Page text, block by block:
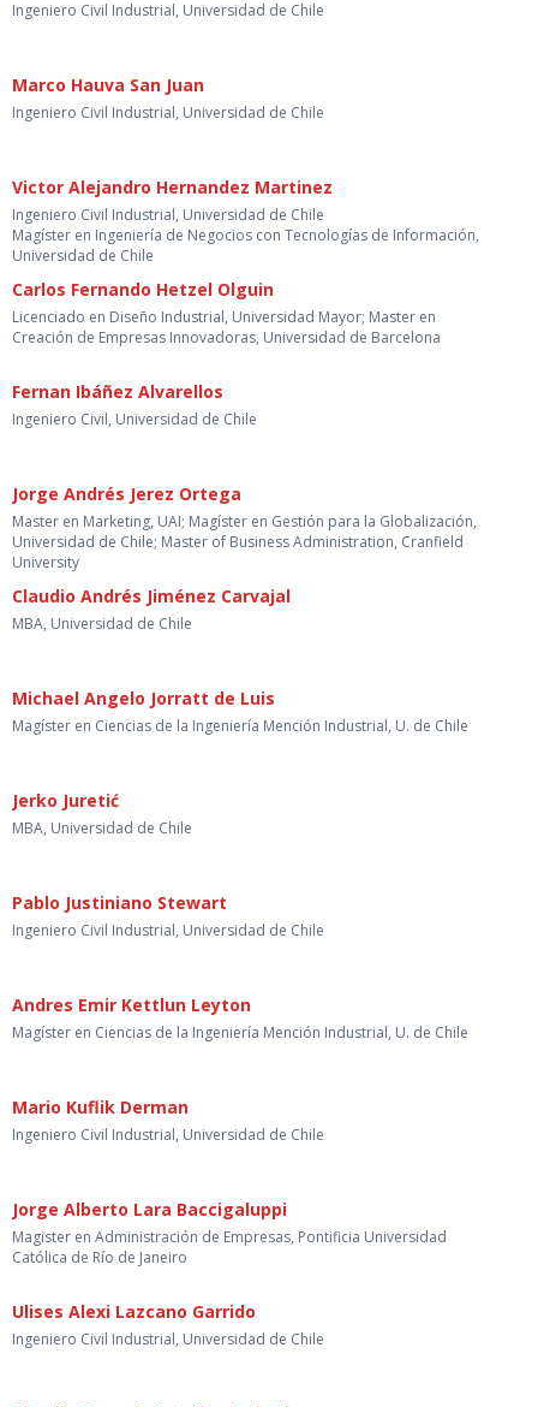
Ingeniero Civil Industrial, Universidad de Chile
Marco Hauva San Juan
Ingeniero Civil Industrial, Universidad de Chile
Victor Alejandro Hernandez Martinez
Ingeniero Civil Industrial, Universidad de Chile
Magíster en Ingeniería de Negocios con Tecnologías de Información,
Universidad de Chile
Carlos Fernando Hetzel Olguin
Licenciado en Diseño Industrial, Universidad Mayor; Master en
Creación de Empresas Innovadoras, Universidad de Barcelona
Fernan Ibáñez Alvarellos
Ingeniero Civil, Universidad de Chile
Jorge Andrés Jerez Ortega
Master en Marketing, UAI; Magíster en Gestión para la Globalización,
Universidad de Chile; Master of Business Administration, Cranfield
University
Claudio Andrés Jiménez Carvajal
MBA, Universidad de Chile
Michael Angelo Jorratt de Luis
Magíster en Ciencias de la Ingeniería Mención Industrial, U. de Chile
Jerko Juretić
MBA, Universidad de Chile
Pablo Justiniano Stewart
Ingeniero Civil Industrial, Universidad de Chile
Andres Emir Kettlun Leyton
Magíster en Ciencias de la Ingeniería Mención Industrial, U. de Chile
Mario Kuflik Derman
Ingeniero Civil Industrial, Universidad de Chile
Jorge Alberto Lara Baccigaluppi
Magister en Administración de Empresas, Pontificia Universidad
Católica de Río de Janeiro
Ulises Alexi Lazcano Garrido
Ingeniero Civil Industrial, Universidad de Chile